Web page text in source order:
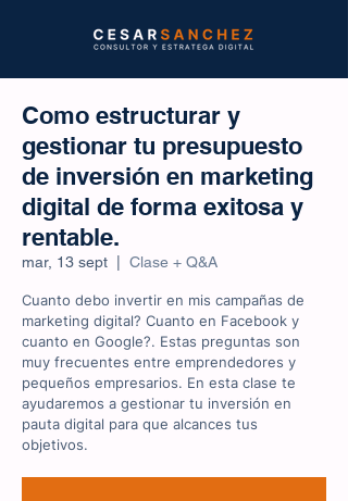
Como estructurar y
gestionar tu presupuesto
de inversión en marketing
digital de forma exitosa y
rentable.
mar, 13 sept Clase + Q&A
Cuanto debo invertir en mis campañas de
marketing digital? Cuanto en Facebook y
cuanto en Google?. Estas preguntas son
muy frecuentes entre emprendedores y
pequeños empresarios. En esta clase te
ayudaremos a gestionar tu inversión en
pauta digital para que alcances tus
objetivos.